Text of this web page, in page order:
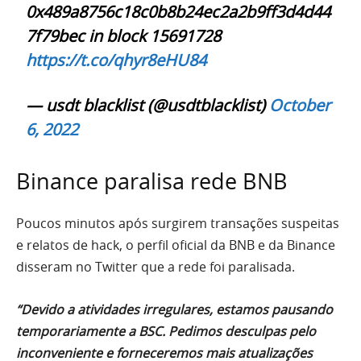
0x489a8756c18c0b8b24ec2a2b9ff3d4d44
7f79bec in block 15691728
https://t.co/qhyr8eHU84
— usdt blacklist (@usdtblacklist)October
6, 2022
Binance paralisa rede BNB
Poucos minutos após surgirem transações suspeitas
e relatos de hack, o perfil oficial da BNB e da Binance
disseram no Twitter que a rede foi paralisada.
“Devido a atividades irregulares, estamos pausando
temporariamente a BSC. Pedimos desculpas pelo
inconveniente e forneceremos mais atualizações